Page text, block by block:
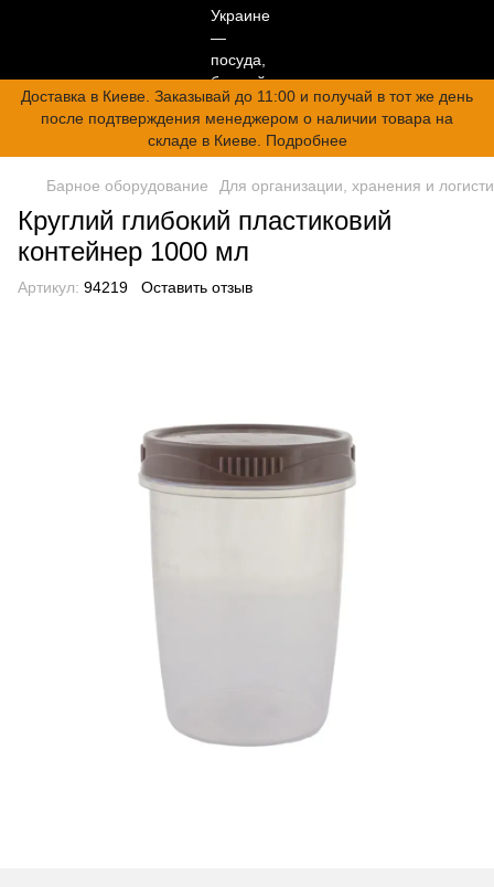
Доставка в Киеве. Заказывай до 11:00 и получай в тот же день
после подтверждения менеджером о наличии товара на
складе в Киеве. Подробнее
Барное оборудование Для организации, хранения и
Круглий глибокий пластиковий
контейнер 1000 мл
Артикул: 94219 Оставить отзыв